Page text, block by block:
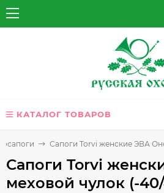
КАТАЛОГ ТОВАРОВ
Сапоги Torvi женские ЭВА
Сапоги Torvi
меховой чулок (-